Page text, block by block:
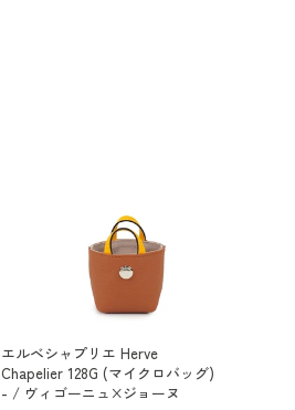
エルベシャプリエ Herve
Chapelier 128G (マイクロバッグ)
- / ヴィゴーニュ×ジョーヌ